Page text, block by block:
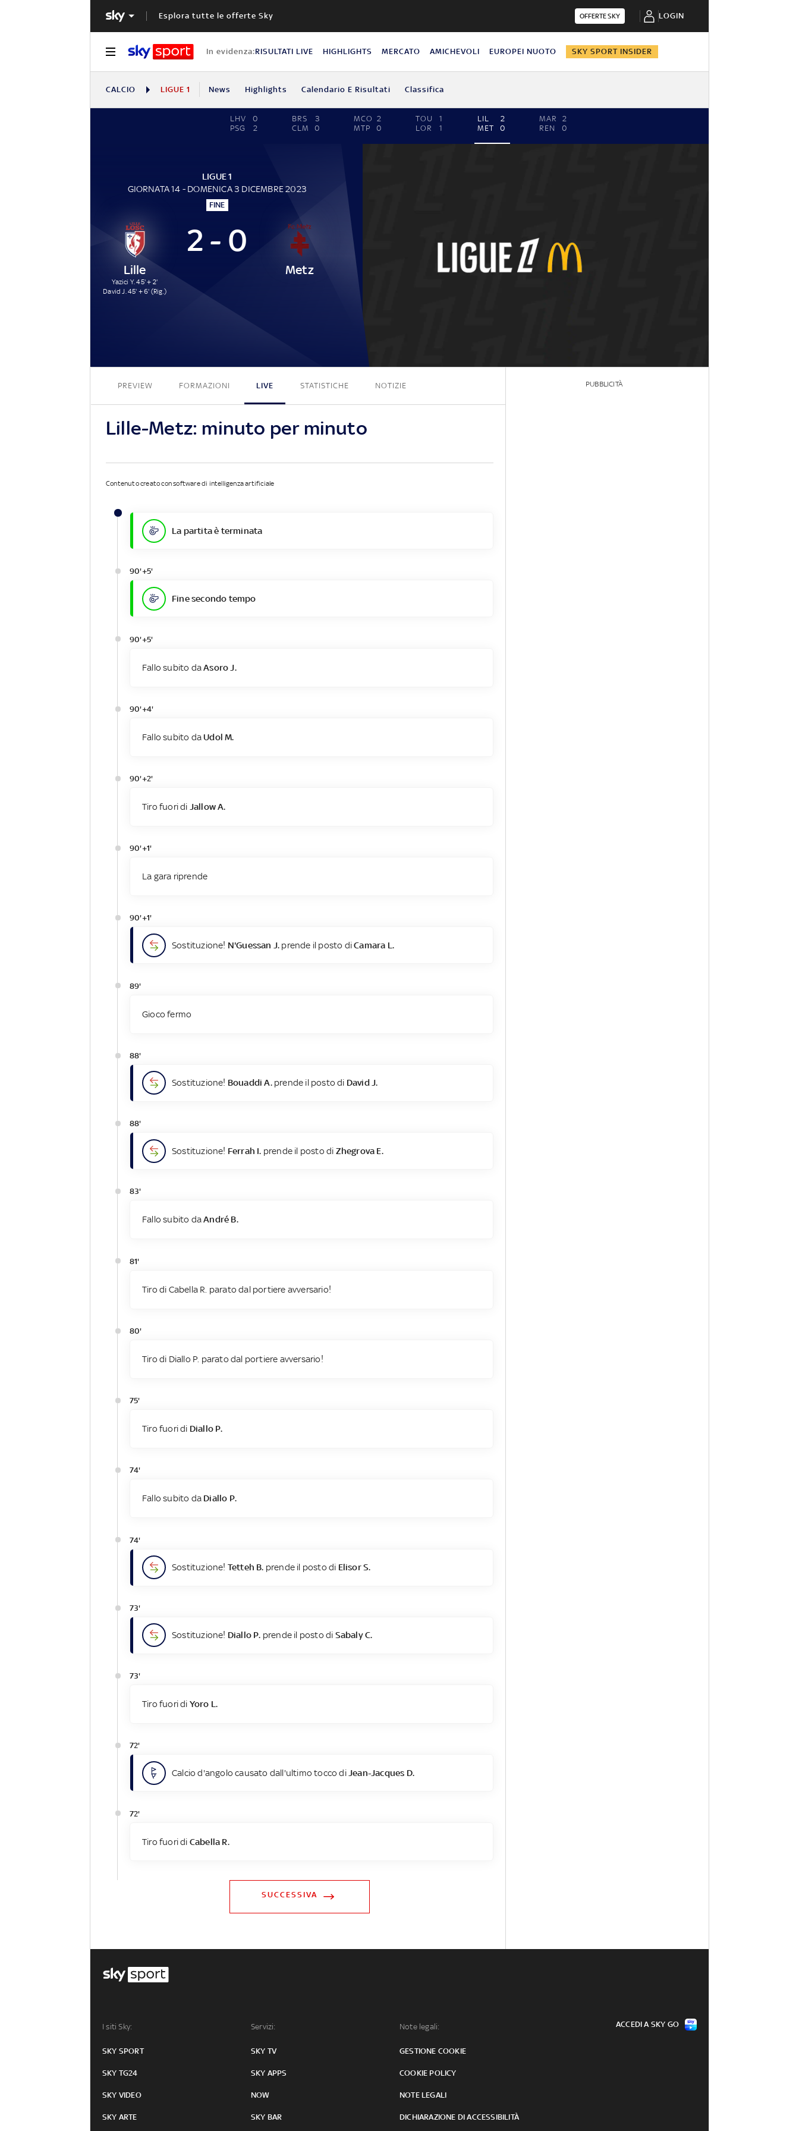
Esplora tutte le offerte Sky OFFERTE SKY LOGIN
In evidenza:RISULTATI LIVE HIGHLIGHTS MERCATO AMICHEVOLI EUROPEI NUOTO SKY SPORT INSIDER
CALCIO LIGUE 1 News Highlights Calendario E Risultati Classifica
LHV
0
PSG
2
BRS
3
CLM
0
MCO 2
MTP
0
TOU
1
LOR
1
LIL
2
MET
0
MAR
2
REN
0
LIGUE 1
GIORNATA 14 - DOMENICA 3 DICEMBRE 2023
FINE
Lille
Yazici Y. 45' + 2'
David J. 45' + 6' (Rig.)
2 - 0
Metz
PREVIEW FORMAZIONI LIVE STATISTICHE NOTIZIE
Lille-Metz: minuto per minuto
Contenuto creato con software di intelligenza artificiale
La partita è terminata
90'+5'
Fine secondo tempo
90'+5'
Fallo subito daAsoro J.
90'+4'
Fallo subito daUdol M.
90'+2'
Tiro fuori di Jallow A.
90'+1'
La gara riprende
90'+1'
Sostituzione! N'Guessan J. prende il posto diCamara L.
89'
Gioco fermo
88'
Sostituzione! Bouaddi A.prende il posto di David J.
88'
Sostituzione! Ferrah I. prende il posto di Zhegrova E.
83'
Fallo subito daAndré B.
81'
Tiro di Cabella R. parato dal portiere avversario!
80'
Tiro di Diallo P. parato dal portiere avversario!
75'
Tiro fuori di Diallo P.
74'
Fallo subito da Diallo P.
74'
Sostituzione! Tetteh B. prende il posto di Elisor S.
73'
Sostituzione! Diallo P. prende il posto di Sabaly C.
73'
Tiro fuori di Yoro L.
72'
Calcio d'angolo causato dall'ultimo tocco di Jean-Jacques D.
72'
Tiro fuori di Cabella R.
SUCCESSIVA
PUBBLICITÀ
I siti Sky:
SKY SPORT
SKY TG24
SKY VIDEO
SKY ARTE
Servizi:
SKY TV
SKY APPS
NOW
SKY BAR
Note legali:
GESTIONE COOKIE
COOKIE POLICY
NOTE LEGALI
DICHIARAZIONE DI ACCESSIBILITÀ
ACCEDI A SKY GO